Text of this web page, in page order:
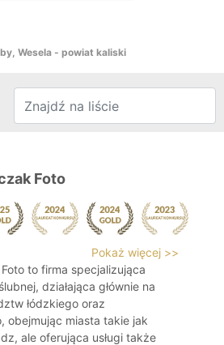
Wesela - powiat kaliski
Foto
Pokaż więcej >>
to firma specjalizująca
działająca głównie na
łódzkiego oraz
obejmując miasta takie jak
ale oferująca usługi także